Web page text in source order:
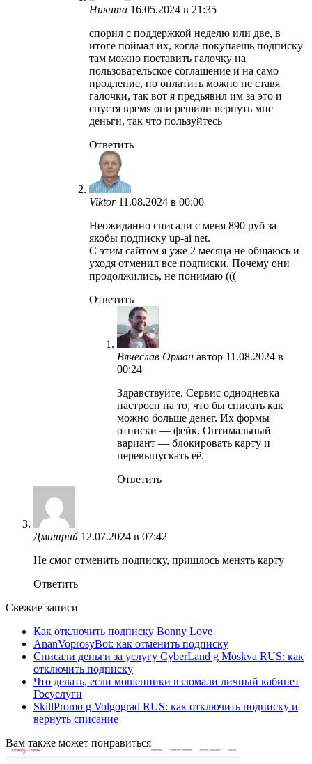
Никита 16.05.2024 в 21:35
спорил с поддержкой неделю или две, в
итоге поймал их, когда покупаешь подписку
там можно поставить галочку на
пользовательское соглашение и на само
продление, но оплатить можно не ставя
галочки, так вот я предьявил им за это и
спустя время они решили вернуть мне
деньги, так что пользуйтесь
Ответить
Viktor 11.08.2024 в 00:00
Неожиданно списали с меня 890 руб за
якобы подписку up-ai net.
С этим сайтом я уже 2 месяца не общаюсь и
уходя отменил все подписки. Почему они
продолжились, не понимаю (((
Ответить
Вячеслав Орман автор 11.08.2024 в
00:24
Здравствуйте. Сервис однодневка
настроен на то, что бы списать как
можно больше денег. Их формы
отписки — фейк. Оптимальный
вариант — блокировать карту и
перевыпускать её.
Ответить
Дмитрий 12.07.2024 в 07:42
Не смог отменить подписку, пришлось менять карту
Ответить
Свежие записи
Как отключить подписку Bonny Love
AnanVoprosyBot: как отменить подписку
Списали деньги за услугу CyberLand g Moskva RUS: как
отключить подписку
Что делать, если мошенники взломали личный кабинет
Госуслуги
SkillPromo g Volgograd RUS: как отключить подписку и
вернуть списание
Вам также может понравиться